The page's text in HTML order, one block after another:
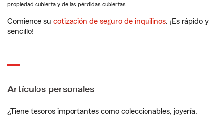
propiedad cubierta y de las pérdidas cubiertas.
Comience su cotización de seguro de inquilinos. ¡Es rápido y
sencillo!
Artículos personales
¿Tiene tesoros importantes como coleccionables, joyería,